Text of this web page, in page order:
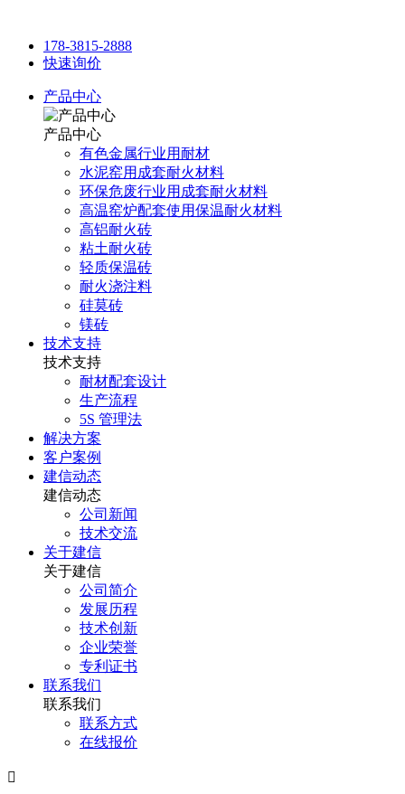
178-3815-2888
快速询价
产品中心
产品中心
有色金属行业用耐材
水泥窑用成套耐火材料
环保危废行业用成套耐火材料
高温窑炉配套使用保温耐火材料
高铝耐火砖
粘土耐火砖
轻质保温砖
耐火浇注料
硅莫砖
镁砖
技术支持
技术支持
耐材配套设计
生产流程
5S 管理法
解决方案
客户案例
建信动态
建信动态
公司新闻
技术交流
关于建信
关于建信
公司简介
发展历程
技术创新
企业荣誉
专利证书
联系我们
联系我们
联系方式
在线报价
